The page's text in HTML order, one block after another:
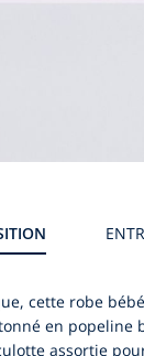
cette robe
en
assortie